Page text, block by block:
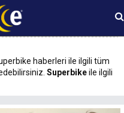
23:20
haberleri ile ilgili tüm
Superbikeile ilgili